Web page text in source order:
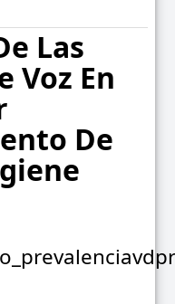
Las
Voz En
De